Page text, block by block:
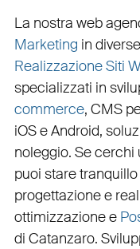
La nostra web
Marketing in
Realizzazione Siti
specializzati in
commerce, CMS
iOS e Android,
noleggio. Se cerchi
puoi stare
progettazione e
ottimizzazionee
di Catanzaro.